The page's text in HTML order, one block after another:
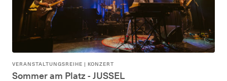
VERANSTALTUNGSREIHE | KONZERT
Sommer am Platz - JUSSEL